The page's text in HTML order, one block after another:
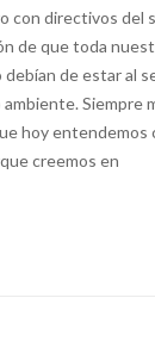
con directivos del
de que toda
de estar al
Siempre
hoy entendemos
creemos en